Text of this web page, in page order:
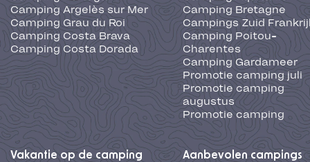
Camping Argelès sur Mer
Camping Grau du Roi
Camping Costa Brava
Camping Costa Dorada
Camping Bretagne
Campings Zuid
Camping Poitou-
Charentes
Camping Gardameer
Promotie camping juli
Promotie camping
augustus
Promotie camping
Vakantie op de camping Aanbevolen campings